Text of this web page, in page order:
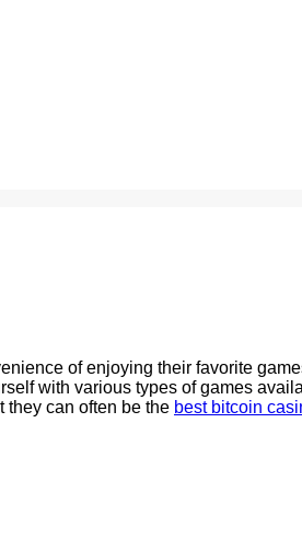
of enjoying their favorite
with various types of games
they can often be the best bitcoin